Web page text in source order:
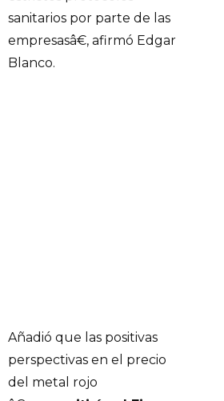
sanitarios por parte de las
empresasâ€, afirmó Edgar
Blanco.
Añadió que las positivas
perspectivas en el precio
del metal rojo